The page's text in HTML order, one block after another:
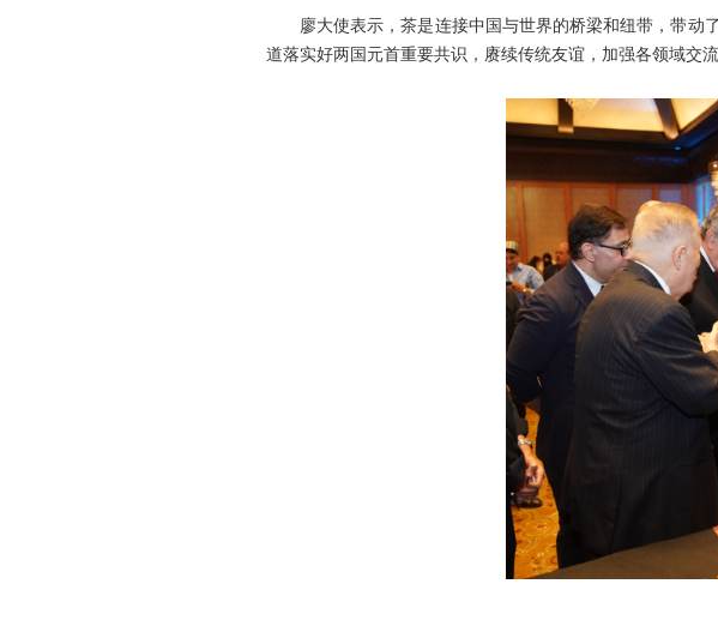
廖大使表示，茶是连接中国与世界的桥梁和纽带，带动
道落实好两国元首重要共识，赓续传统友谊，加强各领域交